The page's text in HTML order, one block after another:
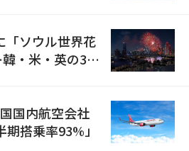
「ソウル世界花
・米・英の3カ
国内航空会社
搭乗率93%」